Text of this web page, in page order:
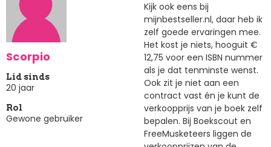
Scorpio
Lid sinds
20 jaar
Rol
Gewone gebruiker
Kijk ook eens bij
mijnbestseller.nl, daar heb ik
zelf goede ervaringen mee.
Het kost je niets, hooguit €
12,75 voor een ISBN nummer
als je dat tenminste wenst.
Ook zit je niet aan een
contract vast én je kunt de
verkoopprijs van je boek zelf
bepalen. Bij Boekscout en
FreeMusketeers liggen de